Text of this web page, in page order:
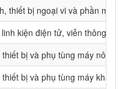
thiết bị ngoại vi và phần mềm
kiện điện tử, viễn thông
bị và phụ tùng máy nông
bị và phụ tùng máy khác